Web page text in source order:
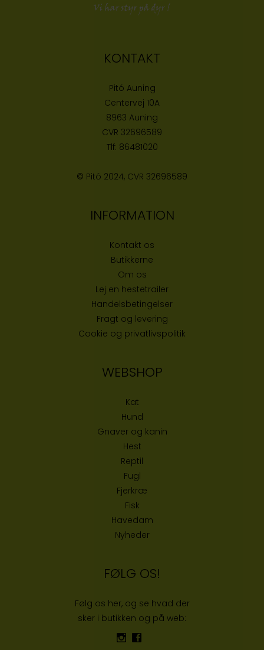
KONTAKT
Pitó Auning
Centervej 10A
8963 Auning
CVR 32696589
Tlf: 86481020
© Pitó 2024, CVR 32696589
INFORMATION
Kontakt os
Butikkerne
Om os
Lej en hestetrailer
Handelsbetingelser
Fragt og levering
Cookie og privatlivspolitik
WEBSHOP
Kat
Hund
Gnaver og kanin
Hest
Reptil
Fugl
Fjerkræ
Fisk
Havedam
Nyheder
FØLG OS!
Følg os her, og se hvad der
sker i butikken og på web: